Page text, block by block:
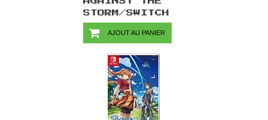
STORM/SWITCH
AJOUT AU PANIER